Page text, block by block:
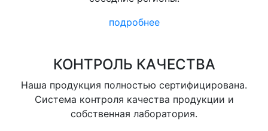
подробнее
КОНТРОЛЬ КАЧЕСТВА
Наша продукция полностью сертифицирована.
Система контроля качества продукции и
собственная лаборатория.